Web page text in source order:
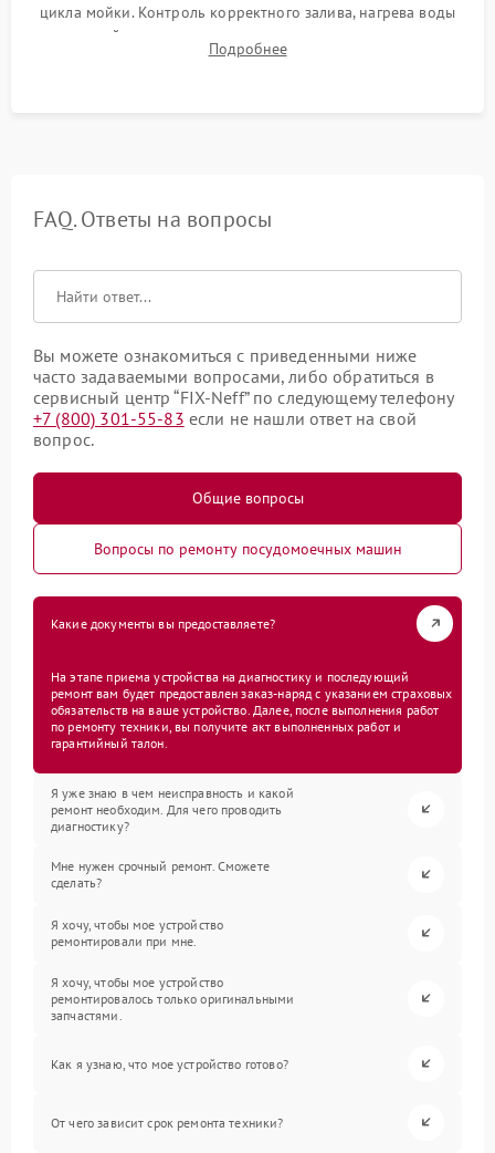
цикла мойки. Контроль корректного залива, нагрева воды
до нужной температуры, отсутствия посторонних шумов,
штатного слива и абсолютной сухости в поддоне.
Подробнее
FAQ. Ответы на вопросы
Вы можете ознакомиться с приведенными ниже
часто задаваемыми вопросами, либо обратиться в
сервисный центр “FIX-Neff” по следующему телефону
+7 (800) 301-55-83 если не нашли ответ на свой
вопрос.
Общие вопросы
Вопросы по ремонту посудомоечных машин
Какие документы вы предоставляете?
На этапе приема устройства на диагностику и последующий
ремонт вам будет предоставлен заказ-наряд с указанием страховых
обязательств на ваше устройство. Далее, после выполнения работ
по ремонту техники, вы получите акт выполненных работ и
гарантийный талон.
Я уже знаю в чем неисправность и какой
ремонт необходим. Для чего проводить
диагностику?
Мне нужен срочный ремонт. Сможете
сделать?
Я хочу, чтобы мое устройство
ремонтировали при мне.
Я хочу, чтобы мое устройство
ремонтировалось только оригинальными
запчастями.
Как я узнаю, что мое устройство готово?
От чего зависит срок ремонта техники?